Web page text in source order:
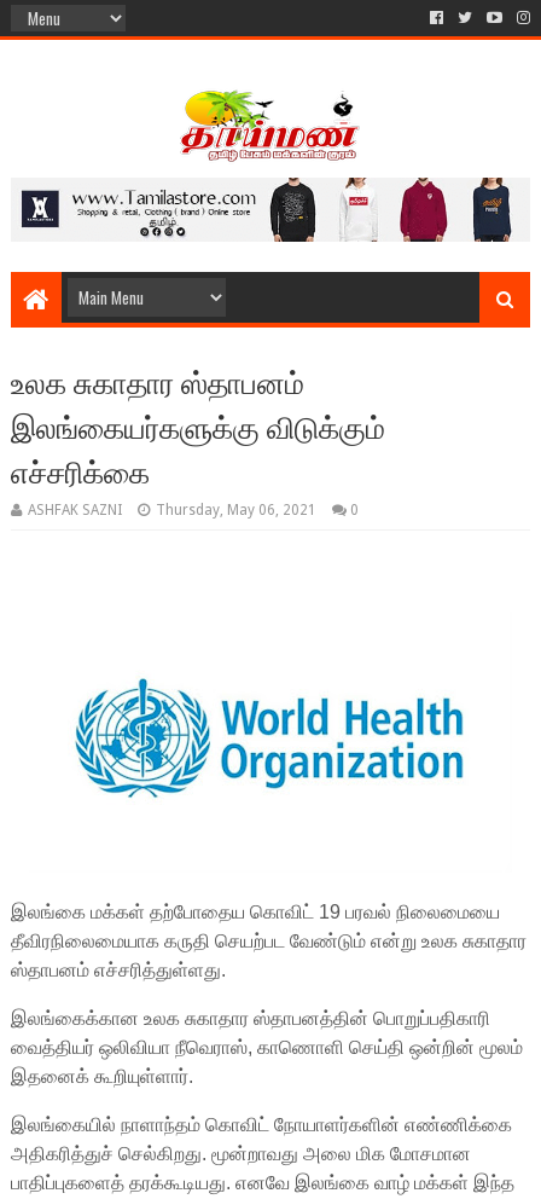
உலக சுகாதார ஸ்தாபனம்
இலங்கையர்களுக்கு விடுக்கும்
எச்சரிக்கை
ASHFAK SAZNI Thursday, May 06, 2021 0
இலங்கை மக்கள் தற்போதைய கொவிட் 19 பரவல் நிலைமையை
தீவிரநிலைமையாக கருதி செயற்பட வேண்டும் என்று உலக சுகாதார
ஸ்தாபனம் எச்சரித்துள்ளது.
இலங்கைக்கான உலக சுகாதார ஸ்தாபனத்தின் பொறுப்பதிகாரி
வைத்தியர் ஒலிவியா நீவெராஸ், காணொளி செய்தி ஒன்றின் மூலம்
இதனைக் கூறியுள்ளார்.
இலங்கையில் நாளாந்தம் கொவிட் நோயாளர்களின் எண்ணிக்கை
அதிகரித்துச் செல்கிறது. மூன்றாவது அலை மிக மோசமான
பாதிப்புகளைத் தரக்கூடியது. எனவே இலங்கை வாழ் மக்கள் இந்த